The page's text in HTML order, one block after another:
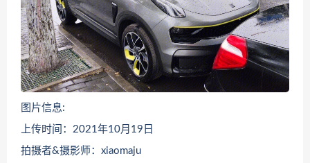
图片信息:
上传时间：2021年10月19日
拍摄者&摄影师：xiaomaju